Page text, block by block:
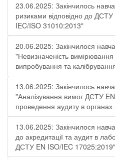
23.06.2025: Закінчилось
ризиками відповідно до
IEC/ISO 31010:2013"
20.06.2025: Закінчилося
"Невизначеність вимірювання
випробування та
13.06.2025: Закінчилось
"Аналізування вимог ДСТУ
проведення аудиту в органах
13.06.2025: Закінчилося
до акредитації та аудит в
ДСТУ EN ISO/IEC 17025:2019"